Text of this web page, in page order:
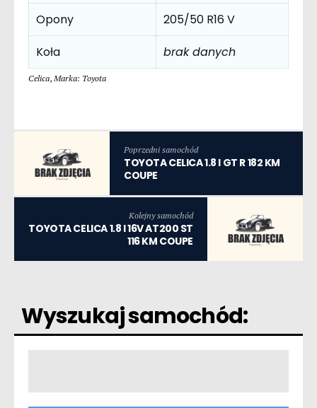
Opony
205/50 R16 V
Koła
brak danych
Celica, Marka: Toyota
Poprzedni samochód
TOYOTA CELICA 1.8 I GT R 182 KM
COUPE
Kolejny samochód
TOYOTA CELICA 1.8 I 16V AT200 ST
116 KM COUPE
Wyszukaj samochód: